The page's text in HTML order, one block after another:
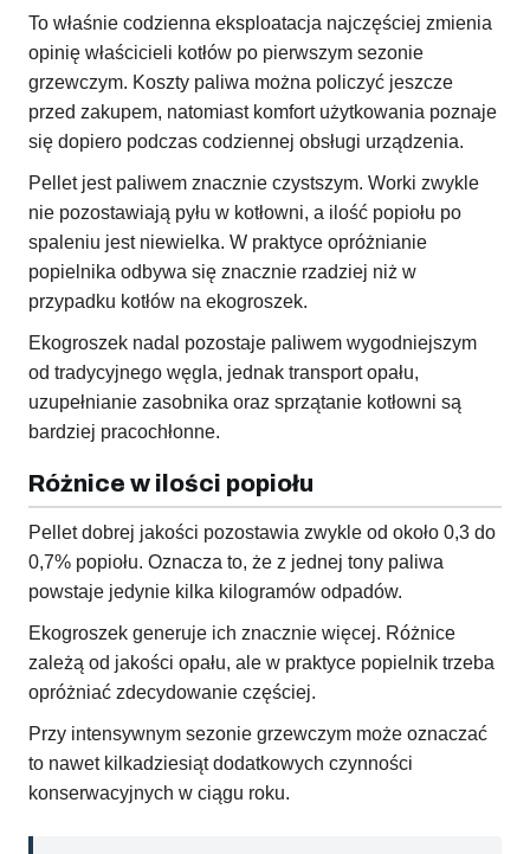
To właśnie codzienna eksploatacja najczęściej zmienia
opinię właścicieli kotłów po pierwszym sezonie
grzewczym. Koszty paliwa można policzyć jeszcze
przed zakupem, natomiast komfort użytkowania poznaje
się dopiero podczas codziennej obsługi urządzenia.
Pellet jest paliwem znacznie czystszym. Worki zwykle
nie pozostawiają pyłu w kotłowni, a ilość popiołu po
spaleniu jest niewielka. W praktyce opróżnianie
popielnika odbywa się znacznie rzadziej niż w
przypadku kotłów na ekogroszek.
Ekogroszek nadal pozostaje paliwem wygodniejszym
od tradycyjnego węgla, jednak transport opału,
uzupełnianie zasobnika oraz sprzątanie kotłowni są
bardziej pracochłonne.
Różnice w ilości popiołu
Pellet dobrej jakości pozostawia zwykle od około 0,3 do
0,7% popiołu. Oznacza to, że z jednej tony paliwa
powstaje jedynie kilka kilogramów odpadów.
Ekogroszek generuje ich znacznie więcej. Różnice
zależą od jakości opału, ale w praktyce popielnik trzeba
opróżniać zdecydowanie częściej.
Przy intensywnym sezonie grzewczym może oznaczać
to nawet kilkadziesiąt dodatkowych czynności
konserwacyjnych w ciągu roku.